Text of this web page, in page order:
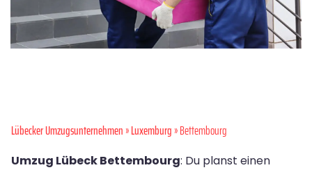
Lübecker Umzugsunternehmen»Luxemburg» Bettembourg
Umzug Lübeck Bettembourg: Du planst einen